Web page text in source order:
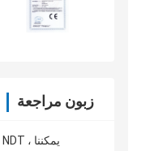
زبون مراجعة